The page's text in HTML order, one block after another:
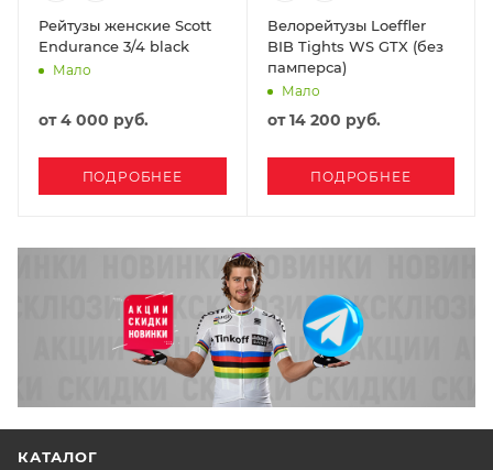
Рейтузы женские Scott
Endurance 3/4 black
Мало
от4 000 руб.
ПОДРОБНЕЕ
Велорейтузы Loeffler
BIB Tights WS GTX (без
памперса)
Мало
от14 200 руб.
ПОДРОБНЕЕ
КАТАЛОГ